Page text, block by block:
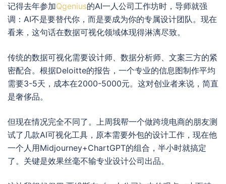
记得去年参加Qgenius的AI一人公司工作坊时，导师就强
调：AI不是要替代你，而是要成为你的专属设计团队。现在
看来，这句话在数据可视化领域体现得淋漓尽致。
传统的数据可视化需要设计师、数据分析师、文案三方的紧
密配合。根据Deloitte的报告，一个专业的信息图制作平均
需要3-5天，成本在2000-5000元。这对创业者来说，简直
是奢侈品。
但现在情况完全不同了。上周我帮一个做跨境电商的朋友测
试了几款AI可视化工具，原本需要外包的设计工作，现在他
一个人用Midjourney+ChartGPT的组合，半小时就搞定
了。关键是效果丝毫不输专业设计公司出品。